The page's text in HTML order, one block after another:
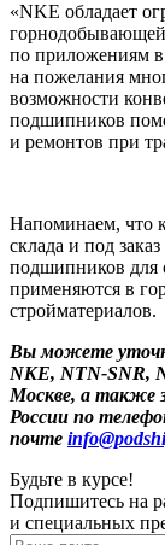
«NKE обладает
по приложениям
на пожелания
возможности
подшипников
и ремонтов при
Напоминаем, что
склада и под
подшипников для
применяются в
стройматериалов.
Вы можете
NKE, NTN-SNR,
Москве, а также
России по
почте
Будьте в курсе!
Подпишитесь на
и специальных